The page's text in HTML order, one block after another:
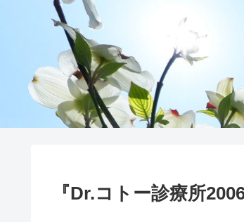
『Dr.コトー診療所